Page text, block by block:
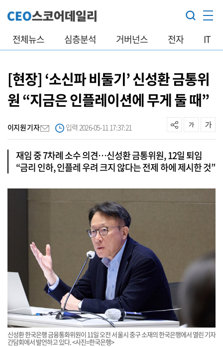
전체뉴스 심층분석 거버넌스 전자 IT
[현장] ‘소신파 비둘기’ 신성환 금통위
원 “지금은 인플레이션에 무게 둘 때”
이지원 기자 입력 2026-05-11 17:37:21
재임 중 7차례 소수 의견…신성환 금통위원, 12일 퇴임
“금리 인하, 인플레 우려 크지 않다는 전제 하에 제시한 것”
신성환 한국은행 금융통화위원이 11일 오전 서울시 중구 소재의 한국은행에서 열린 기자
간담회에서 발언하고 있다. <사진=한국은행>